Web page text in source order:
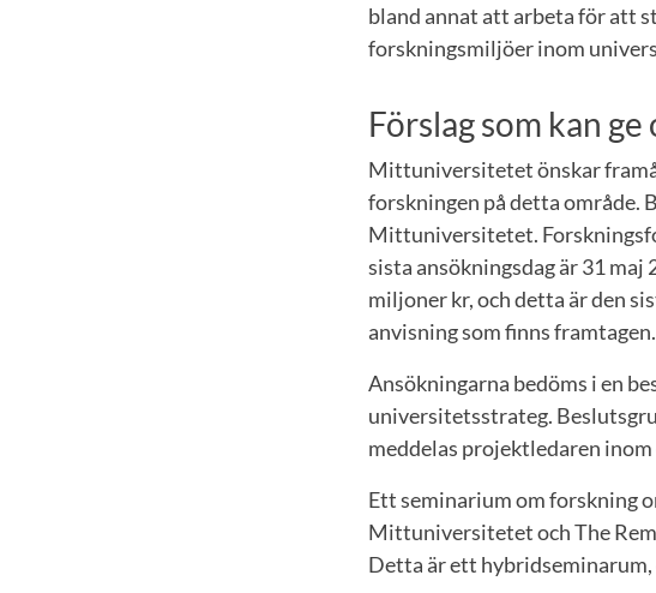
bland annat att arbeta för att
forskningsmiljöer inom
Förslag som kan
Mittuniversitetet önskar
forskningen på detta område.
Mittuniversitetet.
sista ansökningsdag är 31
miljoner kr, och detta är den
anvisning som finns framtagen.
Ansökningarna bedöms i en
universitetsstrateg.
meddelas projektledaren
Ett seminarium om forskning
Mittuniversitetet och The
Detta är ett hybridseminarum,